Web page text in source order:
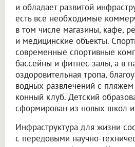
и обладает развитой
есть все необходимые
в том числе магазины, кафе,
и медицинские объекты.
современные спортивные
бассейны и фитнес-залы, а в
оздоровительная тропа,
водных развлечений с
конный клуб. Детский
сформирован из новых школ и
Инфраструктура для жизни
с передовыми научно-